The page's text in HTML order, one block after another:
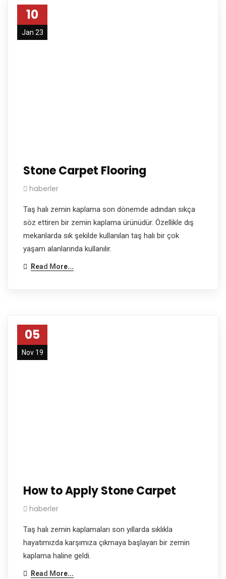
10
Jan 23
Stone Carpet Flooring
haberler
Taş halı zemin kaplama son dönemde adından sıkça
söz ettiren bir zemin kaplama ürünüdür. Özellikle dış
mekanlarda sık şekilde kullanılan taş halı bir çok
yaşam alanlarında kullanılır.
Read More...
05
Nov 19
How to Apply Stone Carpet
haberler
Taş halı zemin kaplamaları son yıllarda sıklıkla
hayatımızda karşımıza çıkmaya başlayan bir zemin
kaplama haline geldi.
Read More...